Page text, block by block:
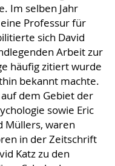
Im selben Jahr
Professur für
sich David
Arbeit zur
häufig zitiert wurde
bekannt machte.
dem Gebiet der
sowie Eric
Müllers, waren
in der Zeitschrift
Katz zu den